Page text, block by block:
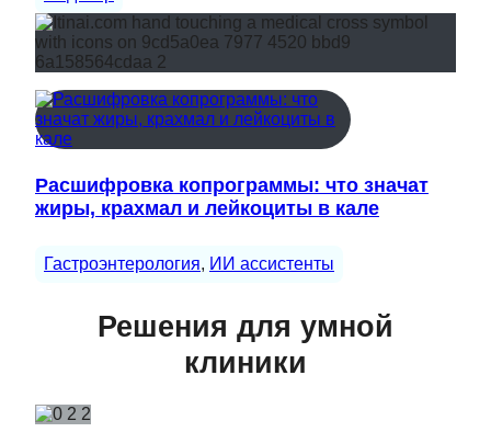
Расшифровка копрограммы: что значат
жиры, крахмал и лейкоциты в кале
Гастроэнтерология, ИИ ассистенты
Решения для умной
клиники